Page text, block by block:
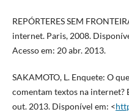
REPÓRTERES SEM
internet. Paris, 2008.
Acesso em: 20 abr. 2013.
SAKAMOTO, L. Enquete: O
comentam textos na internet?
out. 2013. Disponível em: <